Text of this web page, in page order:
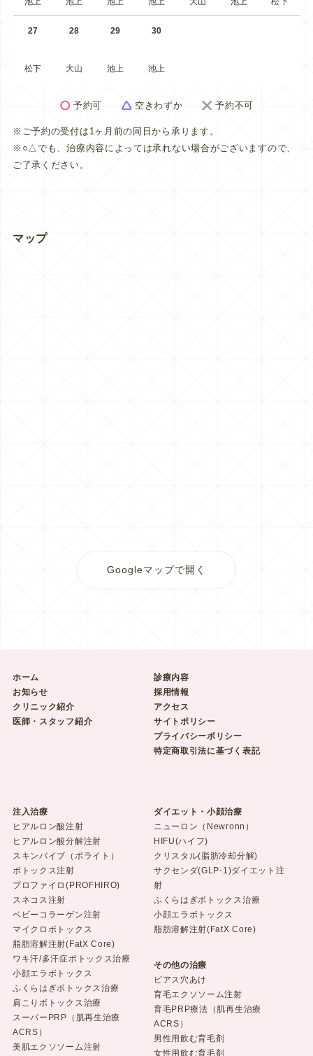
27
松下
28
大山
29
池上
30
池上
予約可 空きわずか 予約不可
※ご予約の受付は1ヶ月前の同日から承ります。
※○△でも、治療内容によっては承れない場合がございますので、
ご了承ください。
マップ
Googleマップで開く
ホーム
お知らせ
クリニック紹介
医師・スタッフ紹介
診療内容
採用情報
アクセス
サイトポリシー
プライバシーポリシー
特定商取引法に基づく表記
注入治療
ヒアルロン酸注射
ヒアルロン酸分解注射
スキンバイブ（ボライト）
ボトックス注射
プロファイロ(PROFHIRO)
スネコス注射
ベビーコラーゲン注射
マイクロボトックス
脂肪溶解注射(FatX Core)
ワキ汗/多汗症ボトックス治療
小顔エラボトックス
ふくらはぎボトックス治療
肩こりボトックス治療
スーパーPRP（肌再生治療
ACRS）
美肌エクソソーム注射
ダイエット・小顔治療
ニューロン（Newronn）
HIFU(ハイフ)
クリスタル(脂肪冷却分解)
サクセンダ(GLP-1)ダイエット注
射
ふくらはぎボトックス治療
小顔エラボトックス
脂肪溶解注射(FatX Core)
その他の治療
ピアス穴あけ
育毛エクソソーム注射
育毛PRP療法（肌再生治療
ACRS）
男性用飲む育毛剤
女性用飲む育毛剤